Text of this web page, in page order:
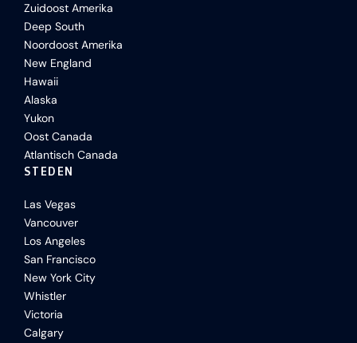
Zuidoost Amerika
Deep South
Noordoost Amerika
New England
Hawaii
Alaska
Yukon
Oost Canada
Atlantisch Canada
STEDEN
Las Vegas
Vancouver
Los Angeles
San Francisco
New York City
Whistler
Victoria
Calgary